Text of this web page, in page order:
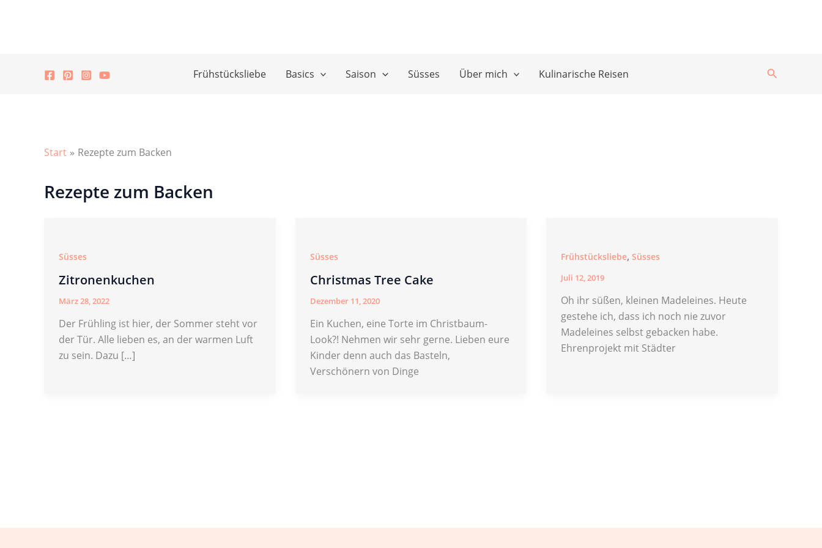
Frühstücksliebe Basics Saison Süsses Über mich Kulinarische Reisen Suchen
Start Rezepte zum Backen
Rezepte zum Backen
Süsses
Zitronenkuchen
März 28, 2022
Der Frühling ist hier, der Sommer steht vor
der Tür. Alle lieben es, an der warmen Luft
zu sein. Dazu […]
Süsses
Christmas Tree Cake
Dezember 11, 2020
Ein Kuchen, eine Torte im Christbaum-
Look?! Nehmen wir sehr gerne. Lieben eure
Kinder denn auch das Basteln,
Verschönern von Dinge
Frühstücksliebe,Süsses
Juli 12, 2019
Oh ihr süßen, kleinen Madeleines. Heute
gestehe ich, dass ich noch nie zuvor
Madeleines selbst gebacken habe.
Ehrenprojekt mit Städter